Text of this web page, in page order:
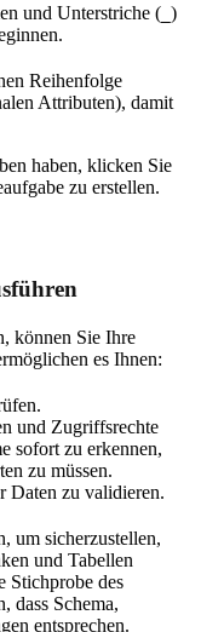
und Unterstriche ( )
Reihenfolge
Attributen), damit
haben, klicken Sie
zu erstellen.
können Sie Ihre
es Ihnen:
und Zugriffsrechte
sofort zu erkennen,
zu müssen.
Daten zu validieren.
um sicherzustellen,
und Tabellen
Stichprobe des
dass Schema,
entsprechen.